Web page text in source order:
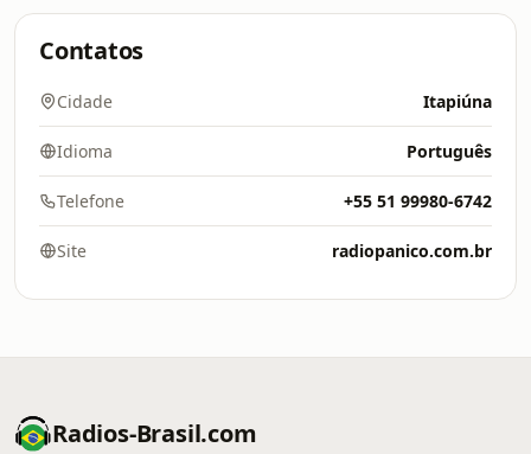
Contatos
Cidade Itapiúna
Idioma Português
Telefone +55 51 99980-6742
Site radiopanico.com.br
Radios-Brasil.com